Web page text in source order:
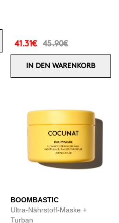
41.31€ 45.90€
IN DEN WARENKORB
BOOMBASTIC
Ultra-Nährstoff-Maske +
Turban